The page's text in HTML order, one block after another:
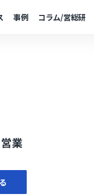
事例 コラム/営総研
業